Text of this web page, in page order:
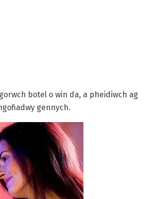
botel o win da, a pheidiwch ag
gennych.